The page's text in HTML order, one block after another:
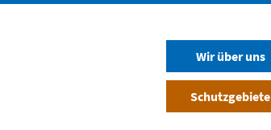
Wir über uns
Schutzgebiete